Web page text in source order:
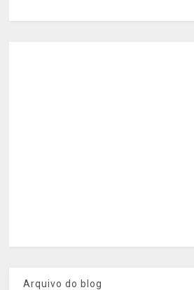
Arquivo do blog